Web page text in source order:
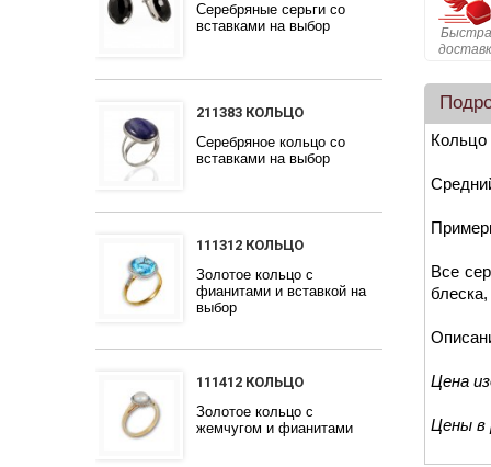
Серебряные серьги со
вставками на выбор
211383 КОЛЬЦО
Серебряное кольцо со
вставками на выбор
111312 КОЛЬЦО
Золотое кольцо с
фианитами и вставкой на
выбор
111412 КОЛЬЦО
Золотое кольцо с
жемчугом и фианитами
Кольцо
Все
Цена
Цены в